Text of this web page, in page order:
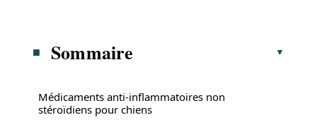
Sommaire
Médicaments anti-inflammatoires non
stéroïdiens pour chiens